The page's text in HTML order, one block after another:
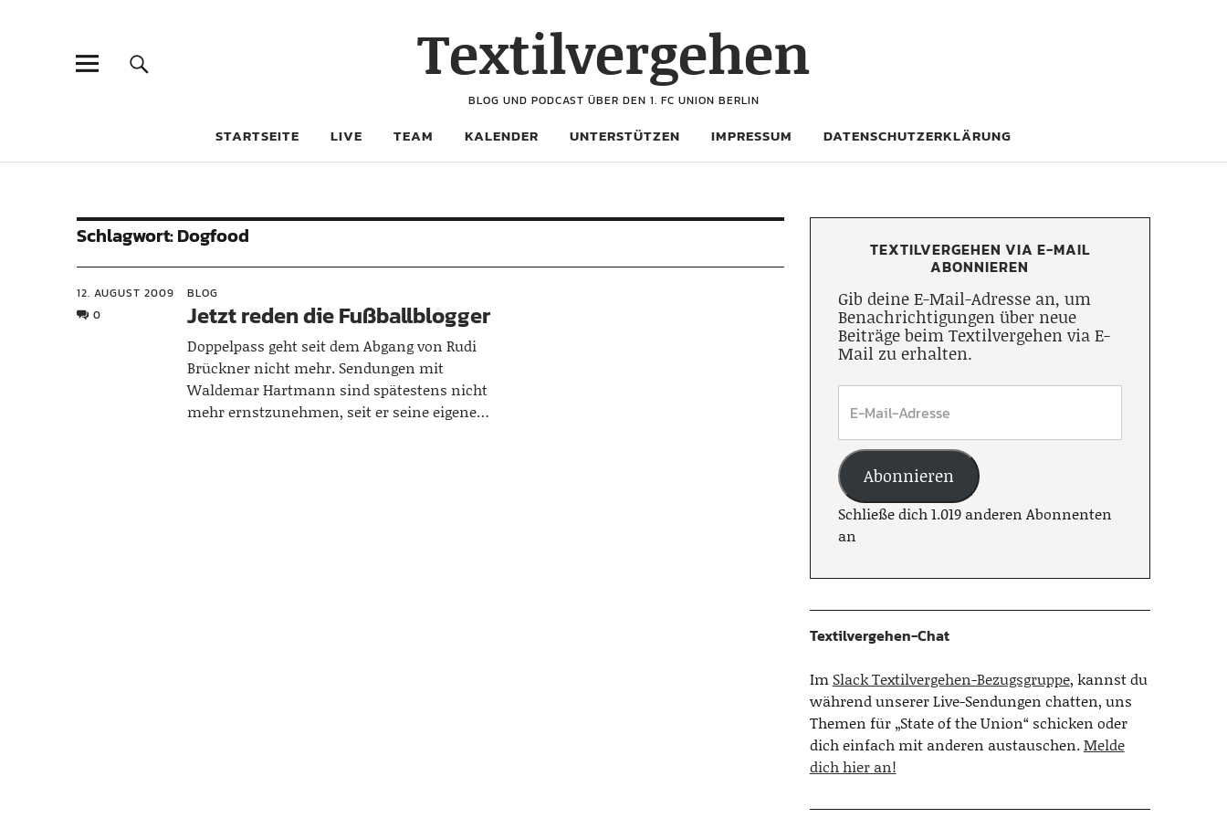
Textilvergehen
BLOG UND PODCAST ÜBER DEN 1. FC UNION BERLIN
STARTSEITE LIVE TEAM KALENDER UNTERSTÜTZEN IMPRESSUM DATENSCHUTZERKLÄRUNG
Schlagwort:Dogfood
12. AUGUST 2009
0
BLOG
Jetzt reden die Fußballblogger
Doppelpass geht seit dem Abgang von Rudi
Brückner nicht mehr. Sendungen mit
Waldemar Hartmann sind spätestens nicht
mehr ernstzunehmen, seit er seine eigene…
TEXTILVERGEHEN VIA E-MAIL
ABONNIEREN
Gib deine E-Mail-Adresse an, um
Benachrichtigungen über neue
Beiträge beim Textilvergehen via E-
Mail zu erhalten.
Abonnieren
Schließe dich 1.019 anderen Abonnenten
an
Textilvergehen-Chat
Im Slack Textilvergehen-Bezugsgruppe, kannst du
während unserer Live-Sendungen chatten, uns
Themen für „State of the Union“ schicken oder
dich einfach mit anderen austauschen.Melde
dich hier an!